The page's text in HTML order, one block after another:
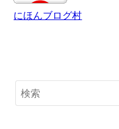
にほんブログ村